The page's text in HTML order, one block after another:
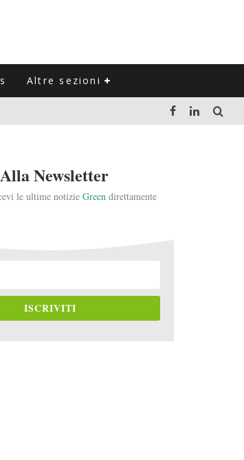
Altre sezioni
Newsletter
le ultime notizie Green direttamente
ISCRIVITI